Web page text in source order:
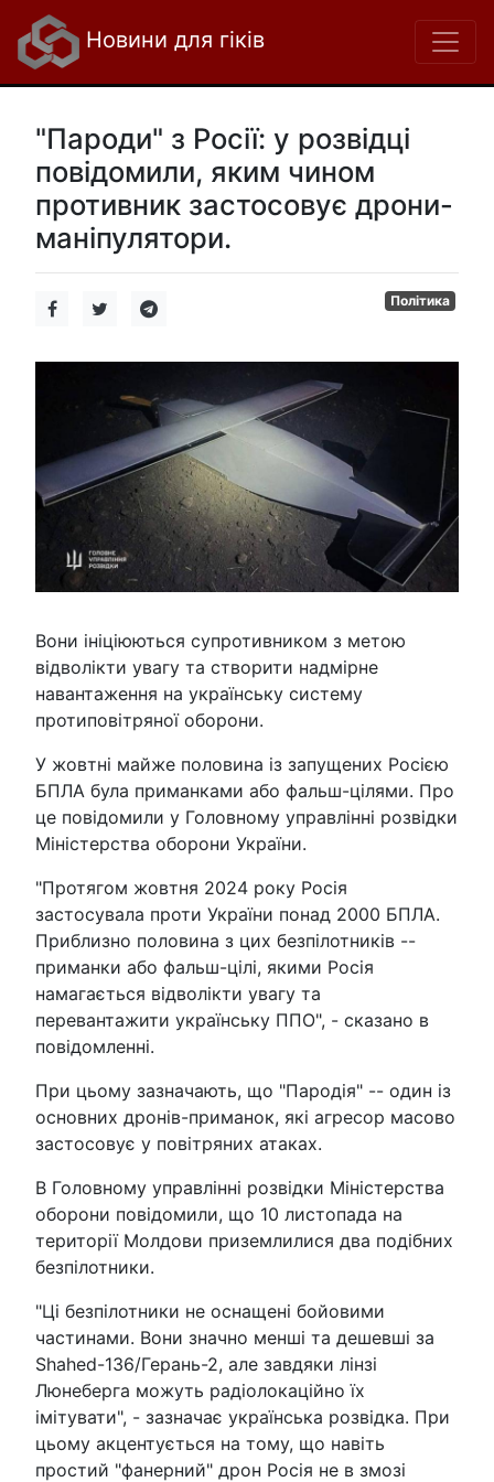
Новини для гіків
"Пароди" з Росії: у розвідці
повідомили, яким чином
противник застосовує дрони-
маніпулятори.
Політика
Вони ініціюються супротивником з метою
відволікти увагу та створити надмірне
навантаження на українську систему
протиповітряної оборони.
У жовтні майже половина із запущених Росією
БПЛА була приманками або фальш-цілями. Про
це повідомили у Головному управлінні розвідки
Міністерства оборони України.
"Протягом жовтня 2024 року Росія
застосувала проти України понад 2000 БПЛА.
Приблизно половина з цих безпілотників --
приманки або фальш-цілі, якими Росія
намагається відволікти увагу та
перевантажити українську ППО", - сказано в
повідомленні.
При цьому зазначають, що "Пародія" -- один із
основних дронів-приманок, які агресор масово
застосовує у повітряних атаках.
В Головному управлінні розвідки Міністерства
оборони повідомили, що 10 листопада на
території Молдови приземлилися два подібних
безпілотники.
"Ці безпілотники не оснащені бойовими
частинами. Вони значно менші та дешевші за
Shahed-136/Герань-2, але завдяки лінзі
Люнеберга можуть радіолокаційно їх
імітувати", - зазначає українська розвідка. При
цьому акцентується на тому, що навіть
простий "фанерний" дрон Росія не в змозі